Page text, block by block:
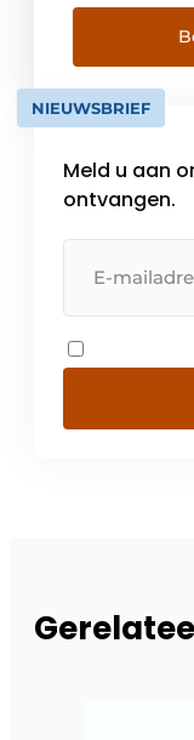
van TBI
juiste team
technieken.
NIEUWSBRIEF
Meld u aan
ontvangen.